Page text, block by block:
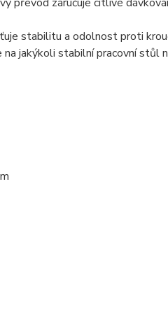
stabilitu a odolnost proti
jakýkoli stabilní pracovní stůl